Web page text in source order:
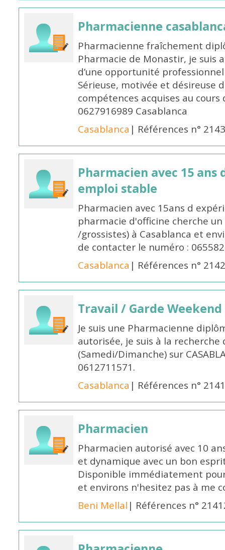
Pharmacienne
Pharmacienne fraîchement
Pharmacie de Monastir, je suis
d’une opportunité
Sérieuse, motivée et désireuse
compétences acquises au
0627916989 Casablanca
Casablanca | Références n°
Pharmacien avec 15
emploi stable
Pharmacien avec 15ans d
pharmacie d'officine cherche
/grossistes) à Casablanca et
de contacter le numéro :
Casablanca | Références n°
Travail / Garde Weekend
Je suis une Pharmacienne
autorisée, je suis à la
(Samedi/Dimanche) sur
0612711571.
Casablanca | Références n°
Pharmacien
Pharmacien autorisé avec 10
et dynamique avec un bon
Disponible immédiatement
et environs n'hesitez pas à me
Beni Mellal | Références n°